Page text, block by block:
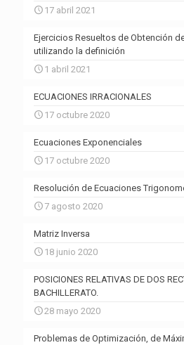
17 abril 2021
Ejercicios Resueltos de Obtención
utilizando la definición
1 abril 2021
ECUACIONES IRRACIONALES
17 octubre 2020
Ecuaciones Exponenciales
17 octubre 2020
Resolución de Ecuaciones
7 agosto 2020
Matriz Inversa
18 junio 2020
POSICIONES RELATIVAS DE DOS
BACHILLERATO.
28 mayo 2020
Problemas de Optimización, de